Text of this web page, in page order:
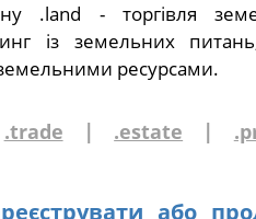
.land - торгівля
із земельних
ресурсами.
.trade | .estate |
або